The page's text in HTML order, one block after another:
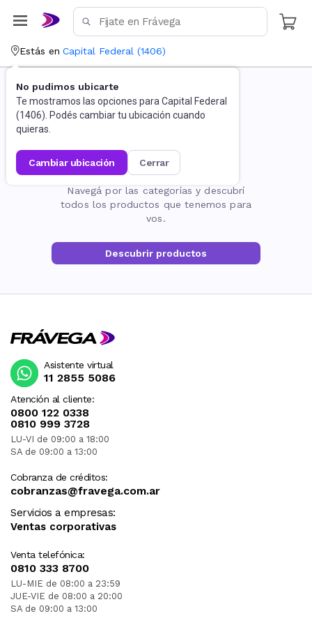
Estás en Capital Federal (1406)
No pudimos ubicarte
Te mostramos las opciones para Capital Federal
(1406). Podés cambiar tu ubicación cuando
quieras.
cambiar ubicación cerrar
La página no existe
Navegá por las categorías y descubrí
todos los productos que tenemos para
vos.
Descubrir productos
Atención al cliente:
0800 122 0338
0810 999 3728
LU-VI de 09:00 a 18:00
SA de 09:00 a 13:00
Cobranza de créditos:
cobranzas@fravega.com.ar
Servicios a empresas:
Ventas corporativas
Venta telefónica:
0810 333 8700
LU-MIE de 08:00 a 23:59
JUE-VIE de 08:00 a 20:00
SA de 09:00 a 13:00
Asistente virtual
11 2855 5086